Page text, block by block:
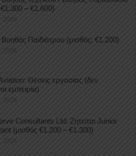
€1.300 – €1.600)
2026
Βοηθός Παιδιάτρου (μισθός: €1.200)
2026
Θέσεις εργασίας (δεν
εμπειρία)
2026
Consultants Ltd: Ζητείται Junior
(μισθός €1.200 – €1.300)
2026